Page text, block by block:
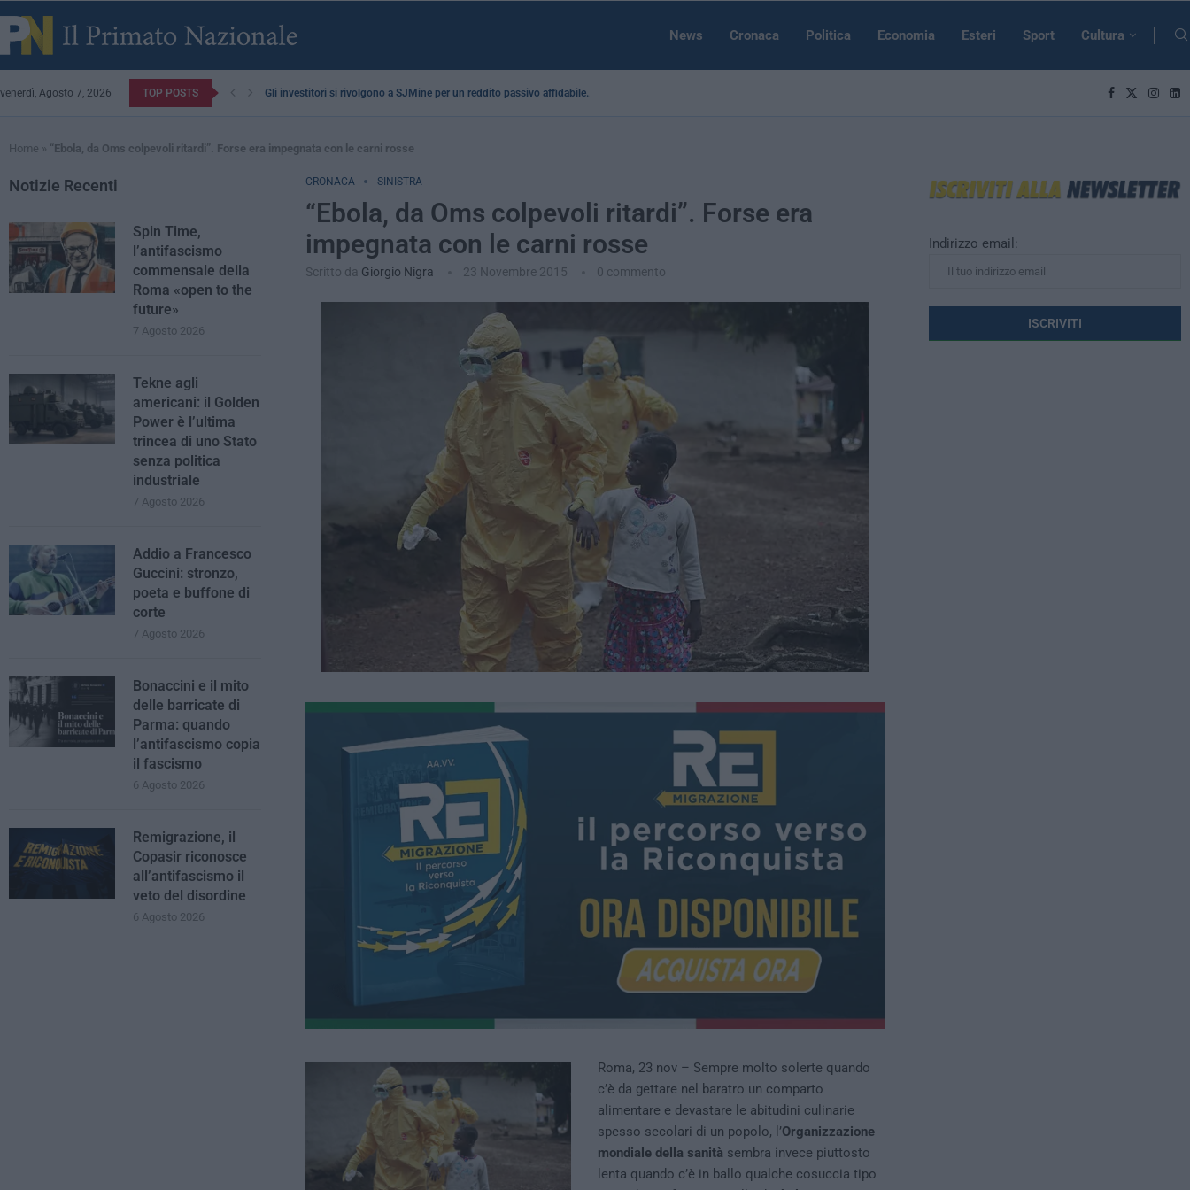
News Cronaca Politica Economia Esteri Sport Cultura
venerdì, Agosto 7, 2026 TOP POSTS Gli investitori si rivolgono a SJMine per un reddito passivo affidabile...
Home » “Ebola, da Oms colpevoli ritardi”. Forse era impegnata con le carni rosse
CRONACA SINISTRA
“Ebola, da Oms colpevoli ritardi”. Forse era
impegnata con le carni rosse
Scritto da Giorgio Nigra 23 Novembre 2015 0 commento
Roma, 23 nov – Sempre molto solerte quando
c’è da gettare nel baratro un comparto
alimentare e devastare le abitudini culinarie
spesso secolari di un popolo, l’Organizzazione
mondiale della sanità sembra invece piuttosto
lenta quando c’è in ballo qualche cosuccia tipo
Indirizzo email:
Notizie Recenti
Spin Time,
l’antifascismo
commensale della
Roma «open to the
future»
7 Agosto 2026
Tekne agli
americani: il Golden
Power è l’ultima
trincea di uno Stato
senza politica
industriale
7 Agosto 2026
Addio a Francesco
Guccini: stronzo,
poeta e buffone di
corte
7 Agosto 2026
Bonaccini e il mito
delle barricate di
Parma: quando
l’antifascismo copia
il fascismo
6 Agosto 2026
Remigrazione, il
Copasir riconosce
all’antifascismo il
veto del disordine
6 Agosto 2026